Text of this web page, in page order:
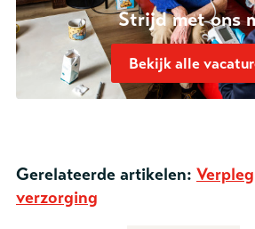
Strijd met ons
Bekijk alle
Gerelateerde artikelen:
verzorging